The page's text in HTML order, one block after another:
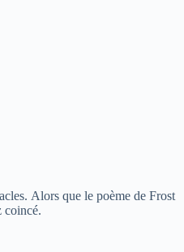
Alors que le poème de Frost
coincé.